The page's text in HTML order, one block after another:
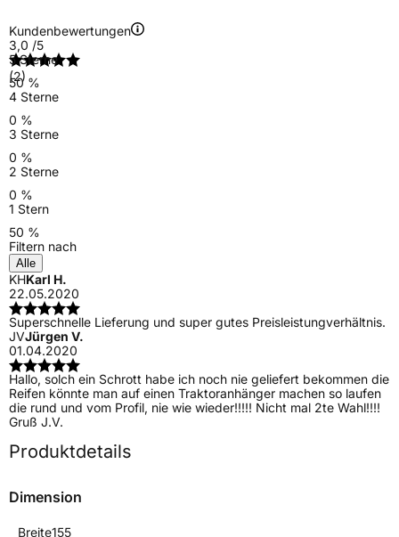
Kundenbewertungen
3,0 /5
(2)
5 Sterne
50 %
4 Sterne
0 %
3 Sterne
0 %
2 Sterne
0 %
1 Stern
50 %
Filtern nach
Alle
KHKarl H.
22.05.2020
Superschnelle Lieferung und super gutes Preisleistungverhältnis.
JVJürgen V.
01.04.2020
Hallo, solch ein Schrott habe ich noch nie geliefert bekommen die
Reifen könnte man auf einen Traktoranhänger machen so laufen
die rund und vom Profil, nie wie wieder!!!!! Nicht mal 2te Wahl!!!!
Gruß J.V.
Produktdetails
Dimension
Breite155